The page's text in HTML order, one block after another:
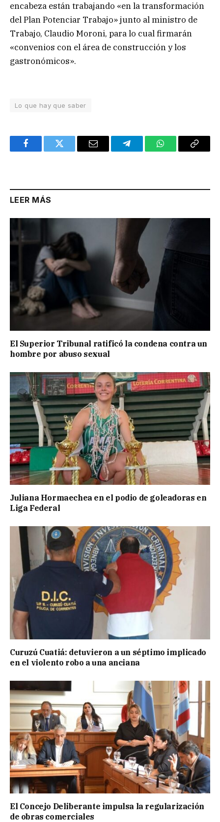
encabeza están trabajando «en la transformación
del Plan Potenciar Trabajo» junto al ministro de
Trabajo, Claudio Moroni, para lo cual firmarán
«convenios con el área de construcción y los
gastronómicos».
Lo que hay que saber
FacebookTwitter Email TelegramWhatsAppCopy
LEER MÁS
El Superior Tribunal ratificó la condena contra un
hombre por abuso sexual
Juliana Hormaechea en el podio de goleadoras en
Liga Federal
Curuzú Cuatiá: detuvieron a un séptimo implicado
en el violento robo a una anciana
El Concejo Deliberante impulsa la regularización
de obras comerciales